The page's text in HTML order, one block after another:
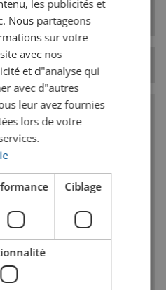
Bières belges
9° C
: goût, odeur ; faible
teneur élevée en
de phénol à cause
de la fermentation
les publicités et
Nous partageons
sur votre
avec nos
et d"analyse qui
avec d"autres
leur avez fournies
lors de votre
Ciblage